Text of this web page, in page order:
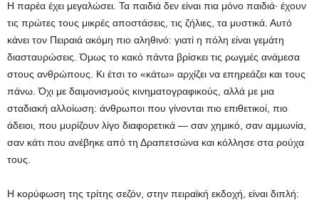
Η παρέα έχει μεγαλώσει. Τα παιδιά δεν είναι πια μόνο παιδιά· έχουν
τις πρώτες τους μικρές αποστάσεις, τις ζήλιες, τα μυστικά. Αυτό
κάνει τον Πειραιά ακόμη πιο αληθινό: γιατί η πόλη είναι γεμάτη
διασταυρώσεις. Όμως το κακό πάντα βρίσκει τις ρωγμές ανάμεσα
στους ανθρώπους. Κι έτσι το «κάτω» αρχίζει να επηρεάζει και τους
πάνω. Όχι με δαιμονισμούς κινηματογραφικούς, αλλά με μια
σταδιακή αλλοίωση: άνθρωποι που γίνονται πιο επιθετικοί, πιο
άδειοι, που μυρίζουν λίγο διαφορετικά — σαν χημικό, σαν αμμωνία,
σαν κάτι που ανέβηκε από τη Δραπετσώνα και κόλλησε στα ρούχα
τους.
Η κορύφωση της τρίτης σεζόν, στην πειραϊκή εκδοχή, είναι διπλή: